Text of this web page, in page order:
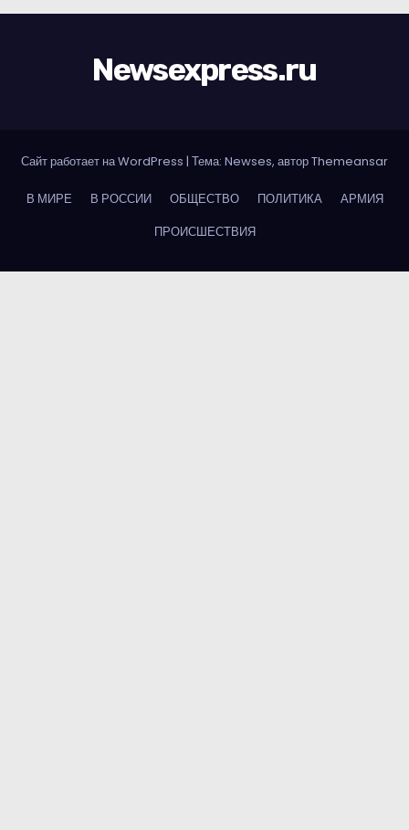
Newsexpress.ru
Сайт работает на WordPress | Тема: Newses, авторThemeansar
В МИРЕ В РОССИИ ОБЩЕСТВО ПОЛИТИКА
АРМИЯ
ПРОИСШЕСТВИЯ